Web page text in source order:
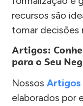
recursos são
tomar decisões
Artigos:
para o Seu
Nossos Artigos
elaborados por